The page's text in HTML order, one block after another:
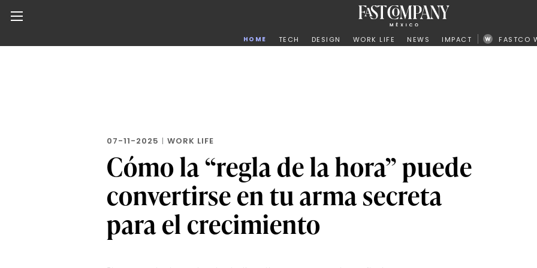
Noticias de negocios, innovación, tecnología y diseño
HOME TECH DESIGN WORK LIFE NEWS IMPACT FASTCO
07-11-2025 | WORK LIFE
Cómo la “regla de la hora” puede
convertirse en tu arma secreta
para el crecimiento